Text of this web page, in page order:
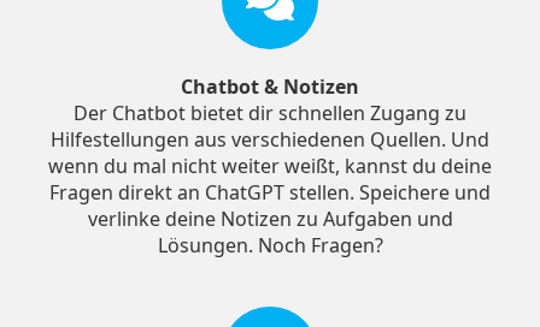
Chatbot & Notizen
Der Chatbot bietet dir schnellen Zugang zu
Hilfestellungen aus verschiedenen Quellen. Und
wenn du mal nicht weiter weißt, kannst du deine
Fragen direkt an ChatGPT stellen. Speichere und
verlinke deine Notizen zu Aufgaben und
Lösungen. Noch Fragen?